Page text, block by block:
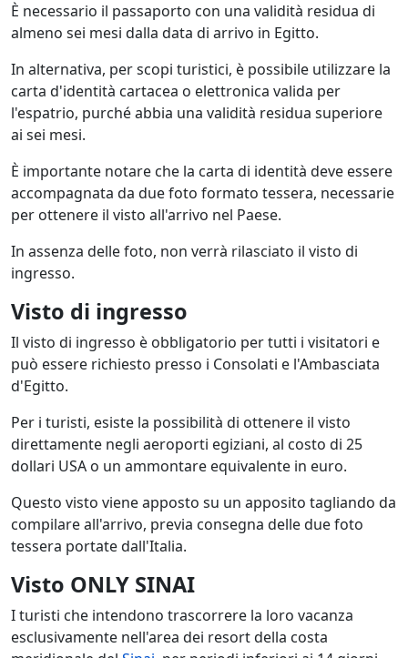
È necessario il passaporto con una validità residua di
almeno sei mesi dalla data di arrivo in Egitto.
In alternativa, per scopi turistici, è possibile utilizzare la
carta d'identità cartacea o elettronica valida per
l'espatrio, purché abbia una validità residua superiore
ai sei mesi.
È importante notare che la carta di identità deve essere
accompagnata da due foto formato tessera, necessarie
per ottenere il visto all'arrivo nel Paese.
In assenza delle foto, non verrà rilasciato il visto di
ingresso.
Visto di ingresso
Il visto di ingresso è obbligatorio per tutti i visitatori e
può essere richiesto presso i Consolati e l'Ambasciata
d'Egitto.
Per i turisti, esiste la possibilità di ottenere il visto
direttamente negli aeroporti egiziani, al costo di 25
dollari USA o un ammontare equivalente in euro.
Questo visto viene apposto su un apposito tagliando da
compilare all'arrivo, previa consegna delle due foto
tessera portate dall'Italia.
Visto ONLY SINAI
I turisti che intendono trascorrere la loro vacanza
esclusivamente nell'area dei resort della costa